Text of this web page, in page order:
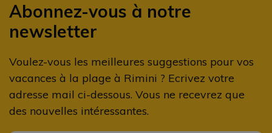
Abonnez-vous à notre
newsletter
Voulez-vous les meilleures suggestions pour vos
vacances à la plage à Rimini ? Ecrivez votre
adresse mail ci-dessous. Vous ne recevrez que
des nouvelles intéressantes.